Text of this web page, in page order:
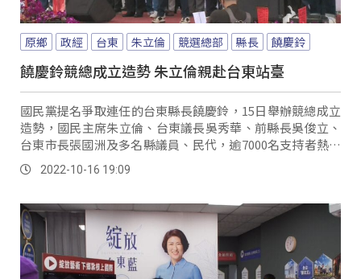
原鄉 政經 台東 朱立倫 競選總部 縣長 饒慶鈴
饒慶鈴競總成立造勢 朱立倫親赴台東站臺
國民黨提名爭取連任的台東縣長饒慶鈴，15日舉辦競總成立
造勢，國民主席朱立倫、台東議長吳秀華、前縣長吳俊立、
台東市長張國洲及多名縣議員、民代，逾7000名支持者熱情
揮舞國旗、高呼當選口號，朱立倫也呼籲鄉親支持，讓饒慶
鈴能夠連任。
2022-10-16 19:09